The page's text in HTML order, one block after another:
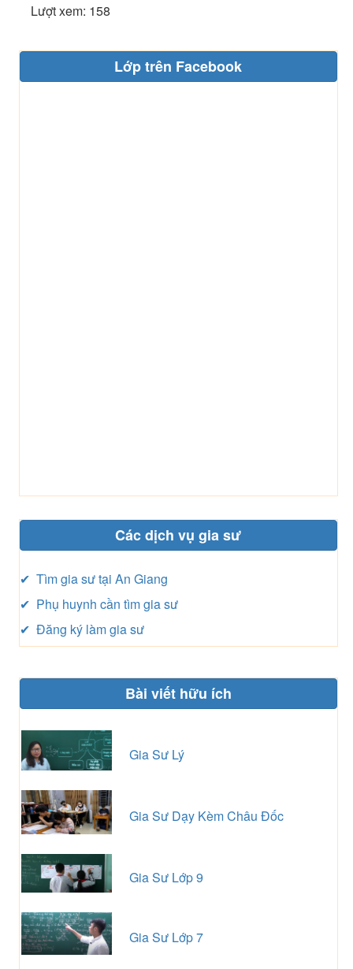
Lượt xem: 158
Lớp trên Facebook
Các dịch vụ gia sư
✔ Tìm gia sư tại An Giang
✔ Phụ huynh cần tìm gia sư
✔ Đăng ký làm gia sư
Bài viết hữu ích
Gia Sư Lý
Gia Sư Dạy Kèm Châu Đốc
Gia Sư Lớp 9
Gia Sư Lớp 7